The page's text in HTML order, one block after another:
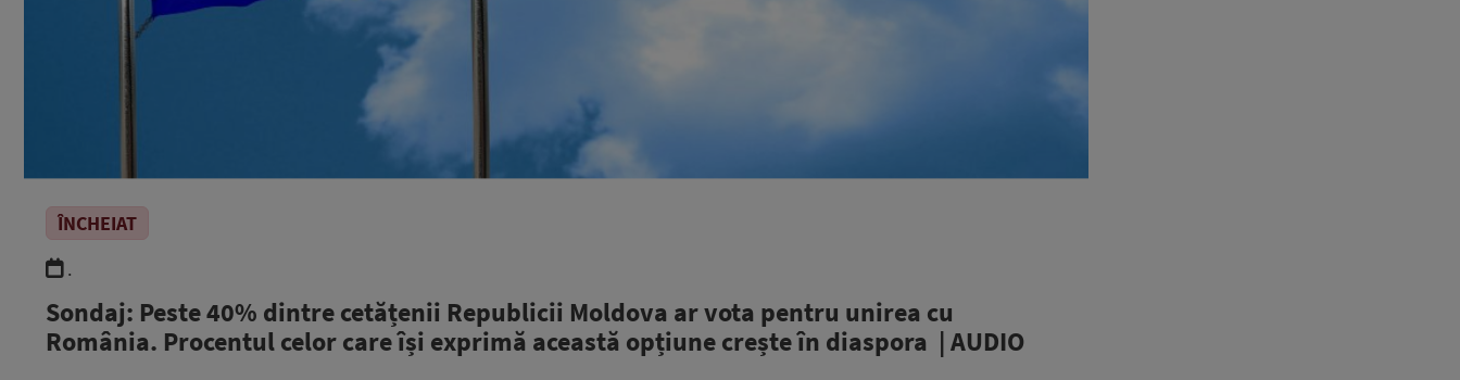
ÎNCHEIAT
.
Sondaj: Peste 40% dintre cetățenii Republicii Moldova ar vota pentru unirea cu
România. Procentul celor care își exprimă această opțiune crește în diaspora | AUDIO